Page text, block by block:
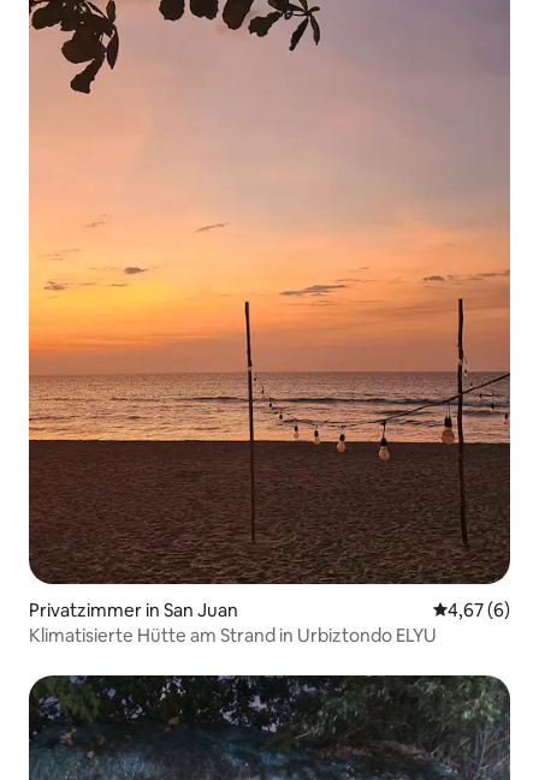
Privatzimmer in San Juan
4,67 (6)
Klimatisierte Hütte am Strand in Urbiztondo ELYU